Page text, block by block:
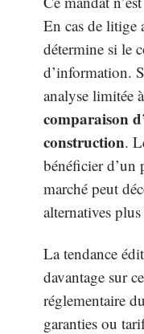
En cas de litige
détermine si le
d’information.
analyse limitée
comparaison
construction.
bénéficier d’un
marché peut
alternatives
La tendance
davantage sur
réglementaire
garanties ou